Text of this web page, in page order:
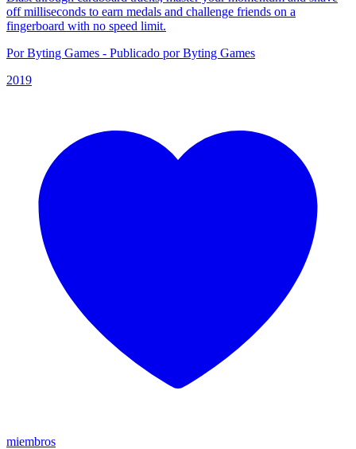
off milliseconds to earn medals and challenge friends on a
fingerboard with no speed limit.
Por Byting Games - Publicado por Byting Games
2019
miembros